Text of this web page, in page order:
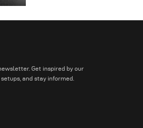
Get inspired by our
and stay informed.